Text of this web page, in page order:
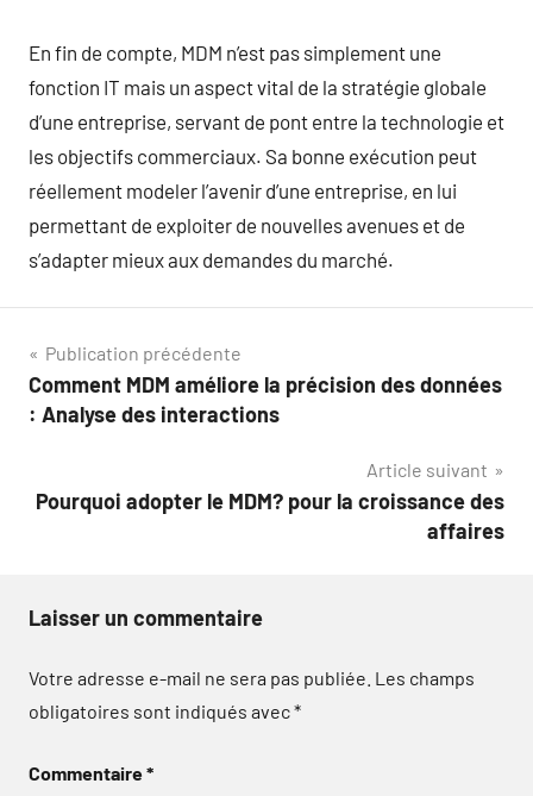
En fin de compte, MDM n’est pas simplement une
fonction IT mais un aspect vital de la stratégie globale
d’une entreprise, servant de pont entre la technologie et
les objectifs commerciaux. Sa bonne exécution peut
réellement modeler l’avenir d’une entreprise, en lui
permettant de exploiter de nouvelles avenues et de
s’adapter mieux aux demandes du marché.
Navigation
de
Publication précédente
Comment MDM améliore la précision des données
: Analyse des interactions
Article suivant
Pourquoi adopter le MDM? pour la croissance des
affaires
Laisser un commentaire
Votre adresse e-mail ne sera pas publiée. Les champs
obligatoires sont indiqués avec*
Commentaire*